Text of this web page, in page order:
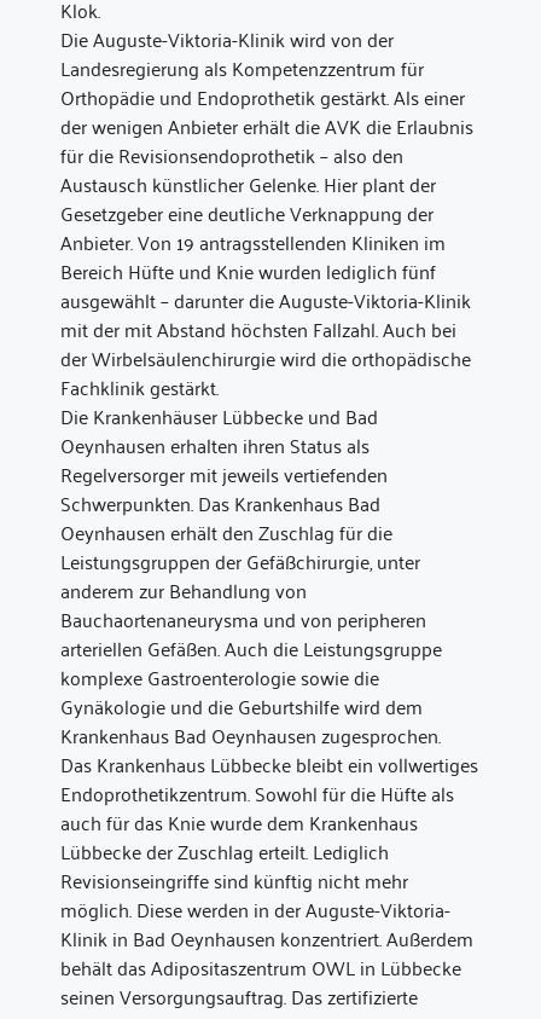
Klok.
Die Auguste-Viktoria-Klinik wird von der
Landesregierung als Kompetenzzentrum für
Orthopädie und Endoprothetik gestärkt. Als einer
der wenigen Anbieter erhält die AVK die Erlaubnis
für die Revisionsendoprothetik – also den
Austausch künstlicher Gelenke. Hier plant der
Gesetzgeber eine deutliche Verknappung der
Anbieter. Von 19 antragsstellenden Kliniken im
Bereich Hüfte und Knie wurden lediglich fünf
ausgewählt – darunter die Auguste-Viktoria-Klinik
mit der mit Abstand höchsten Fallzahl. Auch bei
der Wirbelsäulenchirurgie wird die orthopädische
Fachklinik gestärkt.
Die Krankenhäuser Lübbecke und Bad
Oeynhausen erhalten ihren Status als
Regelversorger mit jeweils vertiefenden
Schwerpunkten. Das Krankenhaus Bad
Oeynhausen erhält den Zuschlag für die
Leistungsgruppen der Gefäßchirurgie, unter
anderem zur Behandlung von
Bauchaortenaneurysma und von peripheren
arteriellen Gefäßen. Auch die Leistungsgruppe
komplexe Gastroenterologie sowie die
Gynäkologie und die Geburtshilfe wird dem
Krankenhaus Bad Oeynhausen zugesprochen.
Das Krankenhaus Lübbecke bleibt ein vollwertiges
Endoprothetikzentrum. Sowohl für die Hüfte als
auch für das Knie wurde dem Krankenhaus
Lübbecke der Zuschlag erteilt. Lediglich
Revisionseingriffe sind künftig nicht mehr
möglich. Diese werden in der Auguste-Viktoria-
Klinik in Bad Oeynhausen konzentriert. Außerdem
behält das Adipositaszentrum OWL in Lübbecke
seinen Versorgungsauftrag. Das zertifizierte